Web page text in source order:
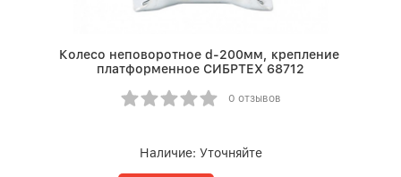
Колесо неповоротное d-200мм, крепление
платформенное СИБРТЕХ 68712
0 отзывов
Наличие: Уточняйте